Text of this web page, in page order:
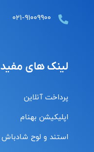
۰۲۱-۹۱۰۰۹۹۰۰
لینک های مفید
پرداخت آنلاین
اپلیکیشن بهنام
استند و لوح شادباش